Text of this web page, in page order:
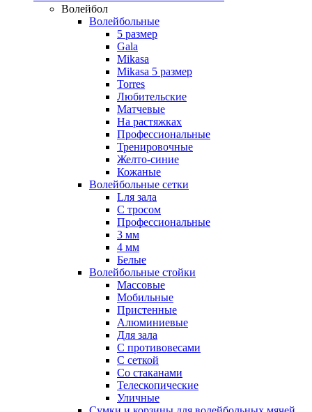
Волейбол
Волейбольные
5 размер
Gala
Mikasa
Mikasa 5 размер
Torres
Любительские
Матчевые
На растяжках
Профессиональные
Тренировочные
Желто-синие
Кожаные
Волейбольные сетки
Lля зала
C тросом
Профессиональные
3 мм
4 мм
Белые
Волейбольные стойки
Массовые
Мобильные
Пристенные
Алюминиевые
Для зала
С противовесами
С сеткой
Со стаканами
Телескопические
Уличные